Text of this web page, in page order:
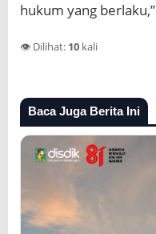
hukum yang
👁️ Dilihat: 10 kali
Baca Juga Berita Ini